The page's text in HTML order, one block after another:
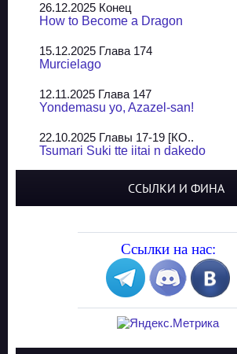
26.12.2025 Конец
How to Become a Dragon
15.12.2025 Глава 174
Murcielago
12.11.2025 Глава 147
Yondemasu yo, Azazel-san!
22.10.2025 Главы 17-19 [КО..
Tsumari Suki tte iitai n dakedo
Yozakura Shijuusou
08.08.2025 Глава 50
A Compendium of Ghosts
29.07.2025 Shirokuro
ССЫЛКИ И ФИНА
Ссылки на нас: